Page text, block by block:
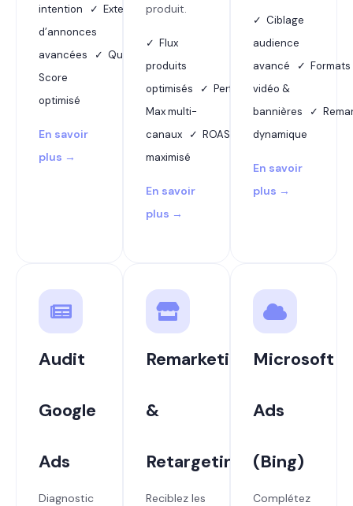
intention ✓ Extensions
d’annonces
avancées ✓ Quality
Score
optimisé
En savoir
plus →
produit.
✓ Flux
produits
optimisés ✓ Performance
Max multi-
canaux ✓ ROAS
maximisé
En savoir
plus →
✓ Ciblage
audience
avancé ✓ Formats
vidéo &
bannières ✓
dynamique
En savoir
plus →
Audit
Google
Ads
Diagnostic
Remarketing
&
Retargeting
Reciblez les
Microsoft
Ads
(Bing)
Complétez